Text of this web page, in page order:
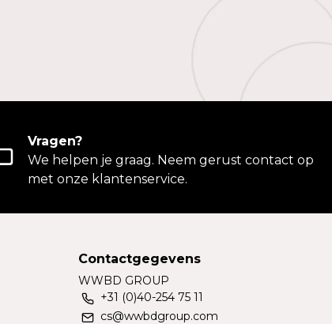
Vragen?
We helpen je graag. Neem gerust contact op
met onze klantenservice.
Contactgegevens
WWBD GROUP
+31 (0)40-254 75 11
cs@wwbdgroup.com